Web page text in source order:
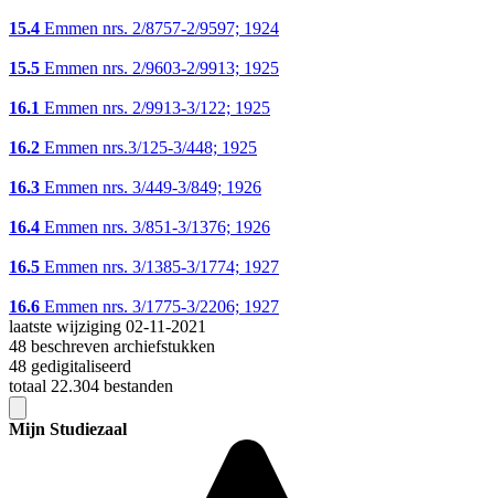
15.4 Emmen nrs. 2/8757-2/9597; 1924
15.5 Emmen nrs. 2/9603-2/9913; 1925
16.1 Emmen nrs. 2/9913-3/122; 1925
16.2 Emmen nrs.3/125-3/448; 1925
16.3 Emmen nrs. 3/449-3/849; 1926
16.4 Emmen nrs. 3/851-3/1376; 1926
16.5 Emmen nrs. 3/1385-3/1774; 1927
16.6 Emmen nrs. 3/1775-3/2206; 1927
laatste wijziging 02-11-2021
48 beschreven archiefstukken
48 gedigitaliseerd
totaal 22.304 bestanden
Mijn Studiezaal